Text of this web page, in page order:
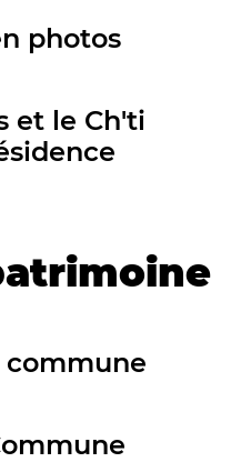
photos
et le Ch'ti
commune